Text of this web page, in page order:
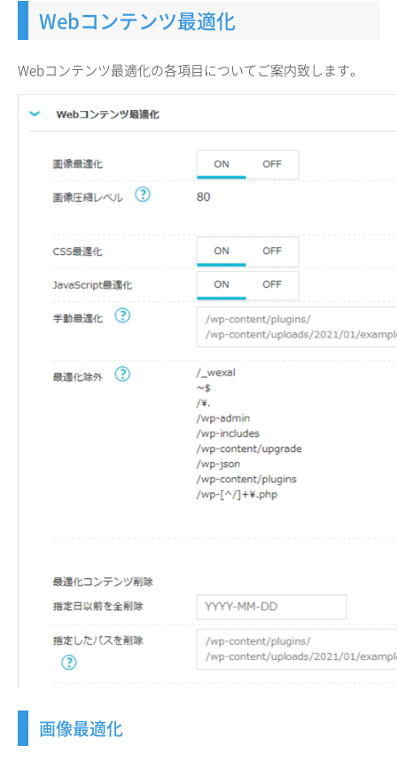
Webコンテンツ最適化
Webコンテンツ最適化の各項目についてご案内致します。
画像最適化